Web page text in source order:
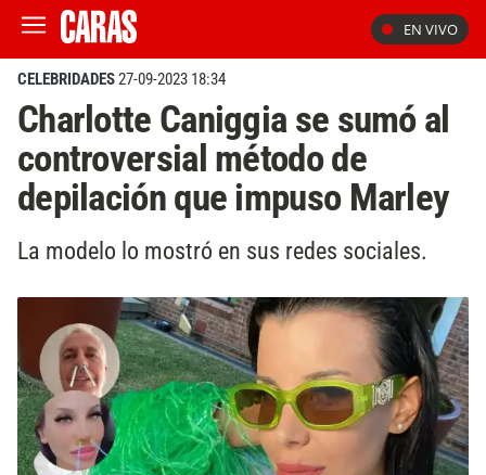
EN VIVO
CELEBRIDADES27-09-2023 18:34
Charlotte Caniggia se sumó al
controversial método de
depilación que impuso Marley
La modelo lo mostró en sus redes sociales.